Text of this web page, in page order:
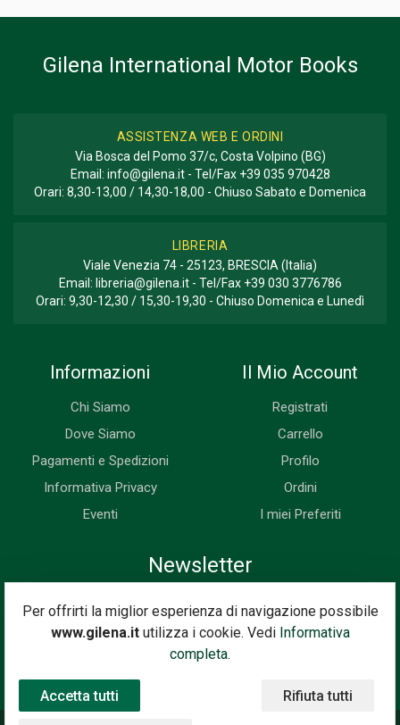
Per offrirti la miglior esperienza di navigazione possibile
www.gilena.itutilizza i cookie. Vedi Informativa
completa.
Accetta tutti Rifiuta tutti
Gilena International Motor Books
ASSISTENZA WEB E ORDINI
Via Bosca del Pomo 37/c, Costa Volpino (BG)
Email: info@gilena.it- Tel/Fax +39 035 970428
Orari: 8,30-13,00 / 14,30-18,00 - Chiuso Sabato e Domenica
LIBRERIA
Viale Venezia 74 - 25123, BRESCIA (Italia)
Email: libreria@gilena.it- Tel/Fax +39 030 3776786
Orari: 9,30-12,30 / 15,30-19,30 - Chiuso Domenica e Lunedì
Informazioni
Chi Siamo
Dove Siamo
Pagamenti e Spedizioni
Informativa Privacy
Eventi
Il Mio Account
Registrati
Carrello
Profilo
Ordini
I miei Preferiti
Newsletter
Iscriviti subito alla nostra newsletter. Riceverai prima di tutti le
novità, le offerte, i prossimi eventi...